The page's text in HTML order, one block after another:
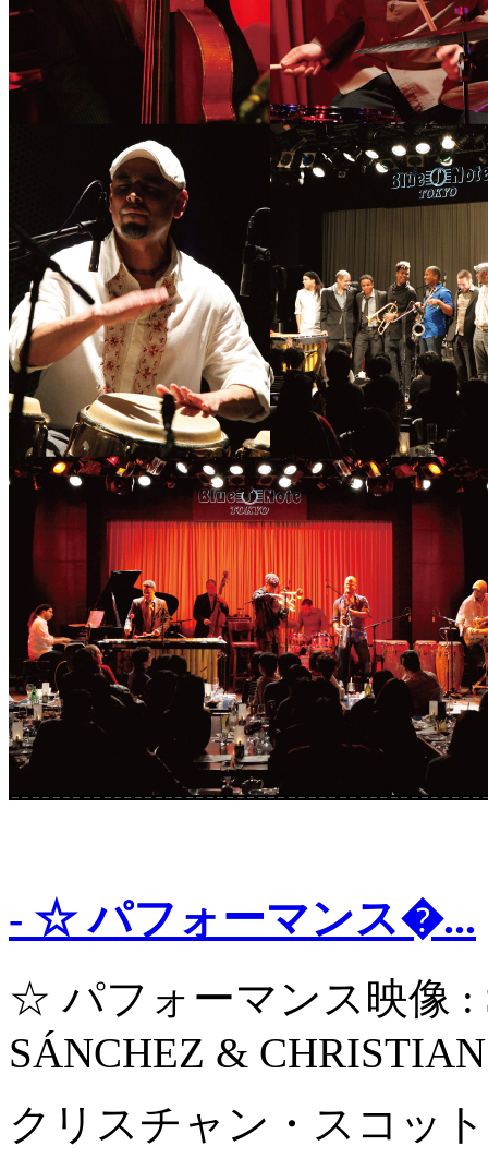
- ☆ パフォーマンス�...
☆ パフォーマンス映像 :
SÁNCHEZ &
クリスチャン・スコッ